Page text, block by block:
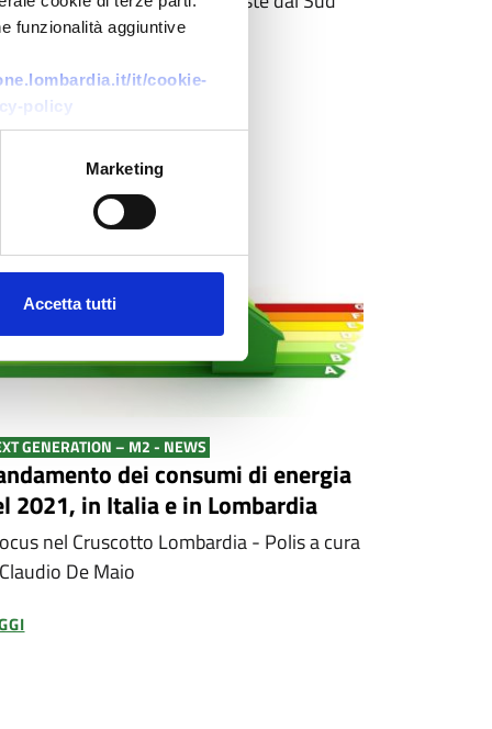
funzionalità aggiuntive
it/cookie-
policy
Marketing
Accetta tutti
2021
GENERATION – M2 - NEWS
dei consumi di energia
2021, in Italia e in Lombardia
nel Cruscotto Lombardia - Polis a cura
De Maio